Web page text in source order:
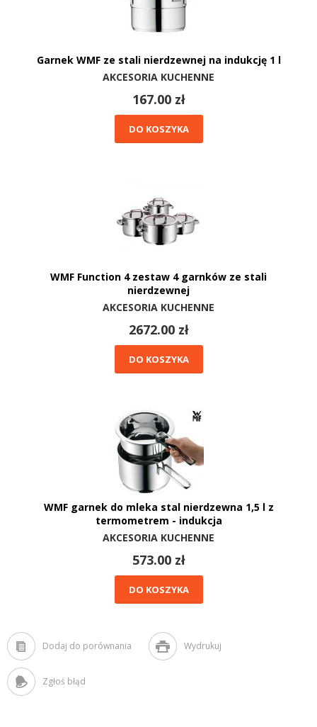
Garnek WMF ze stali nierdzewnej na indukcję 1 l
AKCESORIA KUCHENNE
167.00 zł
DO KOSZYKA
WMF Function 4 zestaw 4 garnków ze stali
nierdzewnej
AKCESORIA KUCHENNE
2672.00 zł
DO KOSZYKA
WMF garnek do mleka stal nierdzewna 1,5 l z
termometrem - indukcja
AKCESORIA KUCHENNE
573.00 zł
DO KOSZYKA
Dodaj do porównania Wydrukuj
Zgłoś błąd